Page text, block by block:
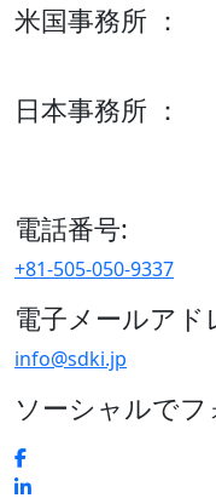
米国事務所 ：
日本事務所 ：
電話番号:
+81-505-050-9337
電子メールアド
info@sdki.jp
ソーシャルでフ